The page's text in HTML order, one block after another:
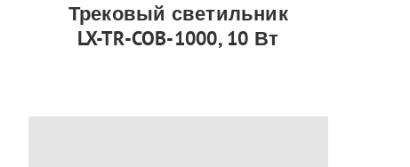
Трековый светильник
LX-TR-COB-1000, 10 Вт